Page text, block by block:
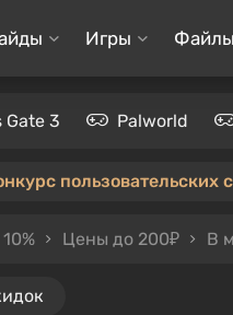
Игры Файлы
Gate 3 Palworld
пользовательских
Цены до 200₽ В